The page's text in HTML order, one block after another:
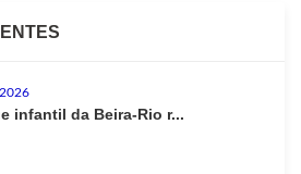
infantil da Beira-Rio r...